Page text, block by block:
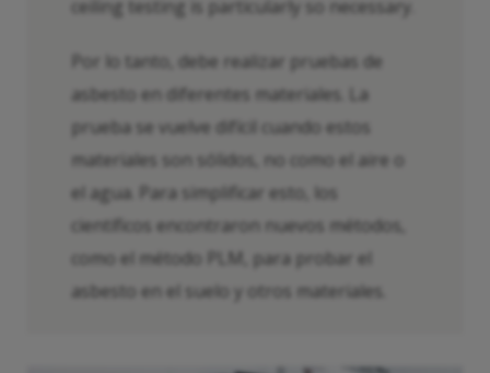
ceiling testing is particularly so necessary.
Por lo tanto, debe realizar pruebas de
asbesto en diferentes materiales. La
prueba se vuelve difícil cuando estos
materiales son sólidos, no como el aire o
el agua. Para simplificar esto, los
científicos encontraron nuevos métodos,
como el método PLM, para probar el
asbesto en el suelo y otros materiales.